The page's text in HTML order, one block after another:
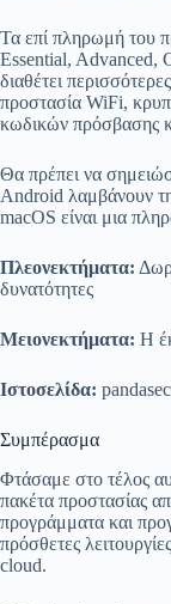
Τα επί πληρωμή του
Essential, Advanced,
διαθέτει
προστασία WiFi,
κωδικών πρόσβασης
Θα πρέπει να
Android λαμβάνουν
macOS είναι μια
Πλεονεκτήματα:
δυνατότητες
Μειονεκτήματα: Η
Ιστοσελίδα:
Συμπέρασμα
Φτάσαμε στο τέλος
πακέτα προστασίας
προγράμματα και
πρόσθετες
cloud.